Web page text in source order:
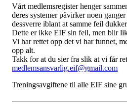
Vårt medlemsregister henger
deres systemer påvirker noen
dessverre iblant at samme feil
Dette er ikke EIF sin feil, men blir
Vi har rettet opp det vi har funnet,
opp alt.
Takk for at du sier fra slik at vi får
medlemsansvarlig.eif@gmail.com
Treningsavgiftene til alle EIF sine